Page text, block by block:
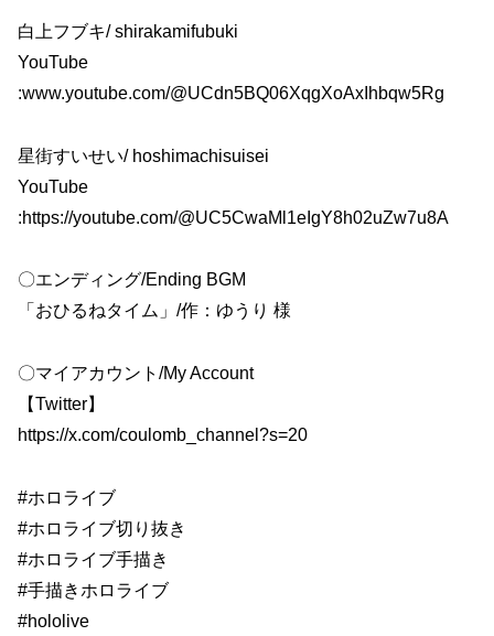
白上フブキ/ shirakamifubuki
YouTube
:www.youtube.com/@UCdn5BQ06XqgXoAxIhbqw5Rg
星街すいせい/ hoshimachisuisei
YouTube
:https://youtube.com/@UC5CwaMl1eIgY8h02uZw7u8A
〇エンディング/Ending BGM
「おひるねタイム」/作：ゆうり 様
〇マイアカウント/My Account
【Twitter】
https://x.com/coulomb_channel?s=20
#ホロライブ
#ホロライブ切り抜き
#ホロライブ手描き
#手描きホロライブ
#hololive